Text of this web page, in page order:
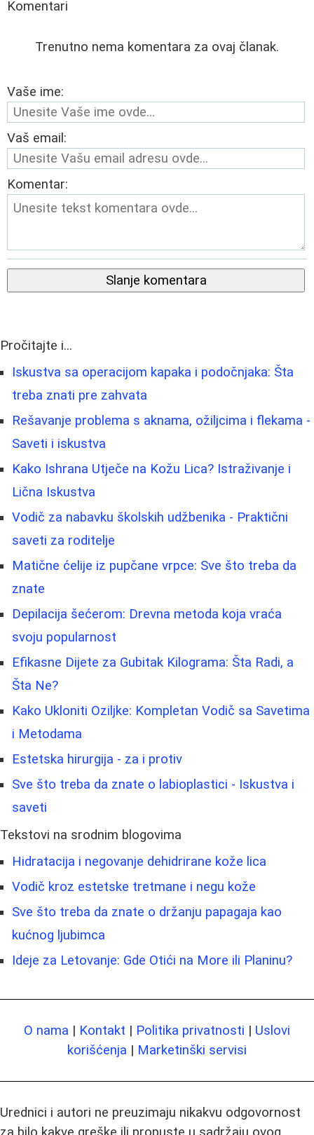
Komentari
Trenutno nema komentara za ovaj članak.
Vaše ime:
Vaš email:
Komentar:
Slanje komentara
Pročitajte i...
Iskustva sa operacijom kapaka i podočnjaka: Šta
treba znati pre zahvata
Rešavanje problema s aknama, ožiljcima i flekama -
Saveti i iskustva
Kako Ishrana Utječe na Kožu Lica? Istraživanje i
Lična Iskustva
Vodič za nabavku školskih udžbenika - Praktični
saveti za roditelje
Matične ćelije iz pupčane vrpce: Sve što treba da
znate
Depilacija šećerom: Drevna metoda koja vraća
svoju popularnost
Efikasne Dijete za Gubitak Kilograma: Šta Radi, a
Šta Ne?
Kako Ukloniti Oziljke: Kompletan Vodič sa Savetima
i Metodama
Estetska hirurgija - za i protiv
Sve što treba da znate o labioplastici - Iskustva i
saveti
Tekstovi na srodnim blogovima
Hidratacija i negovanje dehidrirane kože lica
Vodič kroz estetske tretmane i negu kože
Sve što treba da znate o držanju papagaja kao
kućnog ljubimca
Ideje za Letovanje: Gde Otići na More ili Planinu?
O nama | Kontakt | Politika privatnosti | Uslovi
korišćenja | Marketinški servisi
Urednici i autori ne preuzimaju nikakvu odgovornost